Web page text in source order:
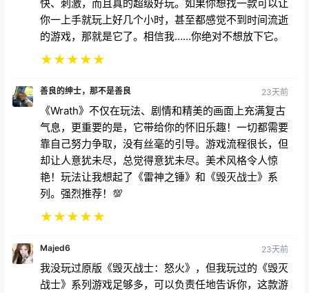
善良的绅士，那不是善良 23天前
《Wrath》不仅在玩法、剧情和精美的画面上充满复古
气息，更重要的是，它带给你的怀旧乐趣！一切都需要
靠自己努力争取，没有丝毫的引导。游戏流程很长，但
艳！玩法让我想起了《雷神之锤》和《毁灭战士》系
列。强烈推荐！💯
★★ ★★★
Majed6 23天前
我没玩过原版《毁灭战士：怒火》，但我玩过的《毁灭
战士》系列游戏足够多，可以负责任地告诉你，这款游
戏棒极了。你可以砍杀、射击、冲刺，尽情享受《毁灭
计。要知道，它可是出自业内顶尖团队——Dr. Beef团
队之手。这是MetaQuest平台上首款官方授权的类
《毁灭战士》游戏，我认为它完美地诠释了该系列的精